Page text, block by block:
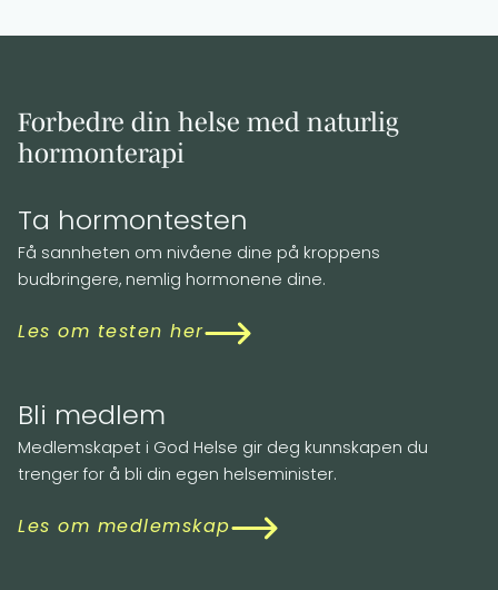
Forbedre din helse med naturlig
hormonterapi
Ta hormontesten
Få sannheten om nivåene dine på kroppens
budbringere, nemlig hormonene dine.
Les om testen her
Bli medlem
Medlemskapet i God Helse gir deg kunnskapen du
trenger for å bli din egen helseminister.
Les om medlemskap